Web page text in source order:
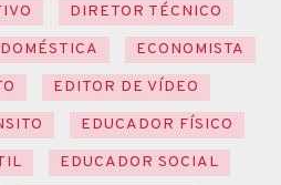
DIRETOR TÉCNICO
DOMÉSTICA
ECONOMISTA
EDITOR DE VÍDEO
EDUCADOR FÍSICO
EDUCADOR SOCIAL